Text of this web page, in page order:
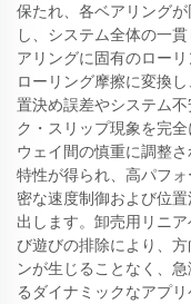
保たれ、各ベアリング
し、システム全体の一
アリングに固有のロー
ローリング摩擦に変換
置決め誤差やシステム
ク・スリップ現象を完
ウェイ間の慎重に調整
特性が得られ、高パフ
密な速度制御および位
出します。卸売用リニ
び遊びの排除により、
ンが生じることなく、
るダイナミックなアプ